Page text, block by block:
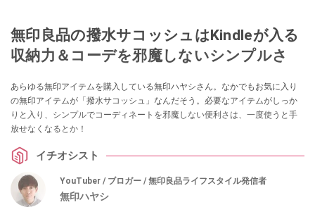
無印良品の撥水サコッシュはKindleが入る
収納力＆コーデを邪魔しないシンプルさ
あらゆる無印アイテムを購入している無印ハヤシさん。なかでもお気に入り
の無印アイテムが「撥水サコッシュ」なんだそう。必要なアイテムがしっか
りと入り、シンプルでコーディネートを邪魔しない便利さは、一度使うと手
放せなくなるとか！
イチオシスト
YouTuber / ブロガー / 無印良品ライフスタイル発信者
無印ハヤシ